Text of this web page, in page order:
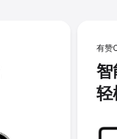
有赞
智
轻